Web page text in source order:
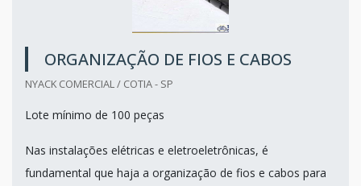
ORGANIZAÇÃO DE FIOS E CABOS
NYACK COMERCIAL / COTIA - SP
Lote mínimo de 100 peças
Nas instalações elétricas e eletroeletrônicas, é
fundamental que haja a organização de fios e cabos para